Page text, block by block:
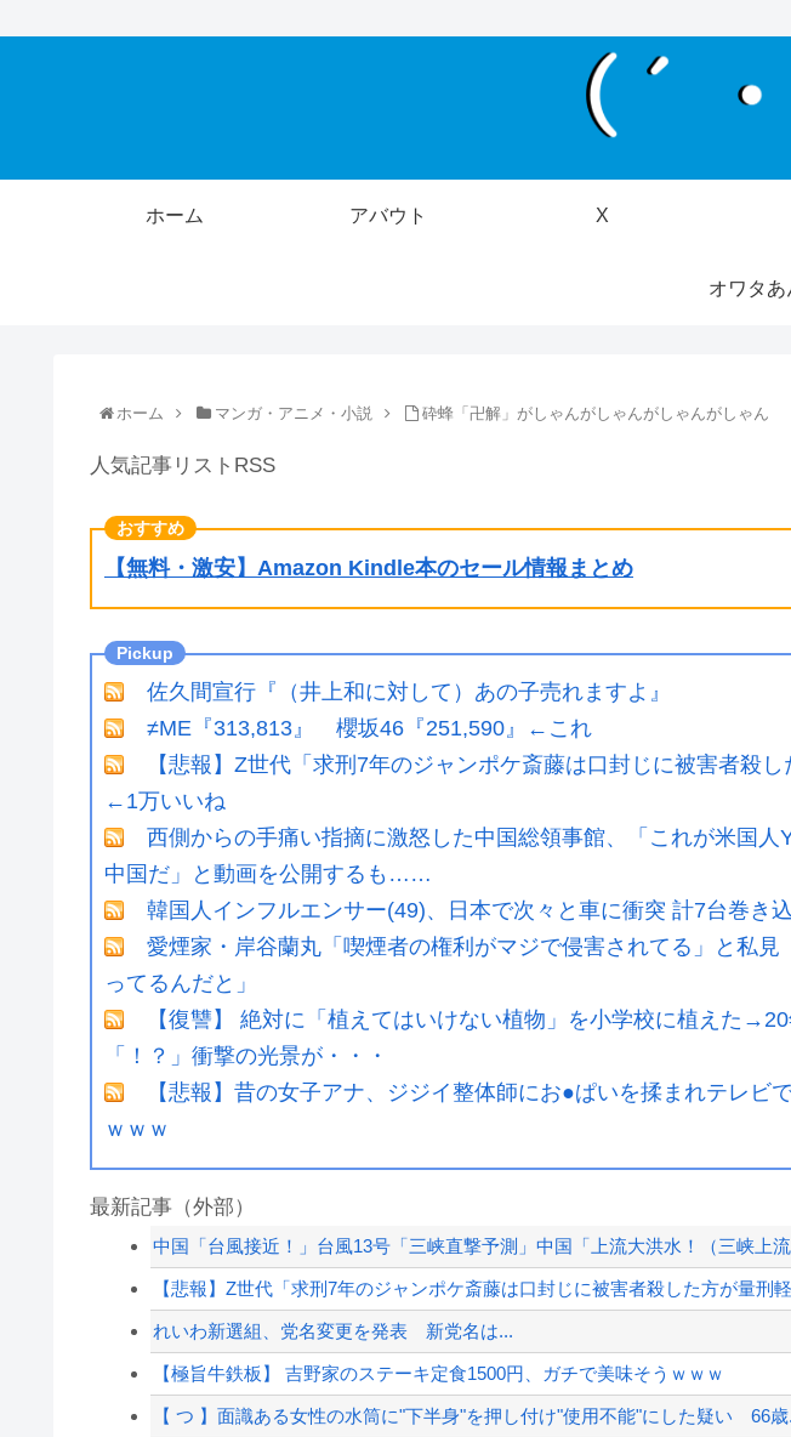
ホーム アバウト X
オワタあ
ホーム マンガ・アニメ・小説 砕蜂「卍解」がしゃんがしゃんがしゃんがしゃん
人気記事リストRSS
【無料・激安】Amazon Kindle本のセール情報まとめ
佐久間宣行『（井上和に対して）あの子売れますよ』
≠ME『313,813』 櫻坂46『251,590』←これ
【悲報】Z世代「求刑7年のジャンポケ斎藤は口封じに被害者殺し
←1万いいね
西側からの手痛い指摘に激怒した中国総領事館、「これが米国人
中国だ」と動画を公開するも……
韓国人インフルエンサー(49)、日本で次々と車に衝突 計7台巻き
愛煙家・岸谷蘭丸「喫煙者の権利がマジで侵害されてる」と私
ってるんだと」
【復讐】 絶対に「植えてはいけない植物」を小学校に植えた
「！？」衝撃の光景が・・・
【悲報】昔の女子アナ、ジジイ整体師にお●ぱいを揉まれテレビ
ｗｗｗ
最新記事（外部）
中国「台風接近！」台風13号「三峡直撃予測」中国「上流大洪水！（三峡上
【悲報】Z世代「求刑7年のジャンポケ斎藤は口封じに被害者殺した方が量刑
れいわ新選組、党名変更を発表 新党名は...
【極旨牛鉄板】 吉野家のステーキ定食1500円、ガチで美味そうｗｗｗ
【 つ 】面識ある女性の水筒に"下半身"を押し付け"使用不能"にした疑い 66歳